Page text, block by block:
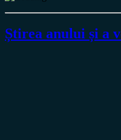
Știrea anului și a